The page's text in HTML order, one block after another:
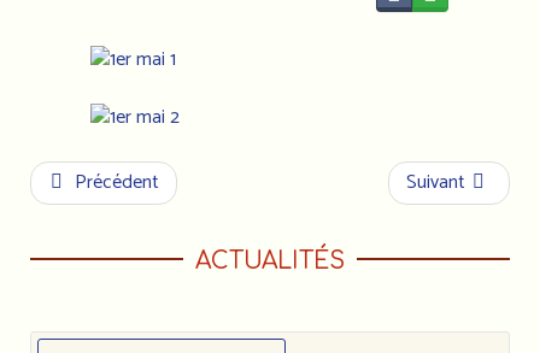
Précédent Suivant
ACTUALITÉS